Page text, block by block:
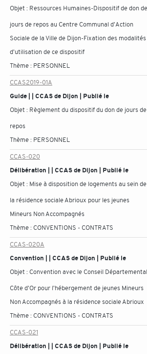
Objet : Ressources Humaines-Dispositif de don de
jours de repos au Centre Communal d'Action
Sociale de la Ville de Dijon-Fixation des modalités
d'utilisation de ce dispositif
Thème : PERSONNEL
CCAS2019-01A
Guide | | CCAS de Dijon | Publié le
Objet : Règlement du dispositif du don de jours de
repos
Thème : PERSONNEL
CCAS-020
Délibération | | CCAS de Dijon | Publié le
Objet : Mise à disposition de logements au sein de
la résidence sociale Abrioux pour les jeunes
Mineurs Non Accompagnés
Thème : CONVENTIONS - CONTRATS
CCAS-020A
Convention | | CCAS de Dijon | Publié le
Objet : Convention avec le Conseil Départemental
Côte d'Or pour l'hébergement de jeunes Mineurs
Non Accompagnés à la résidence sociale Abrioux
Thème : CONVENTIONS - CONTRATS
CCAS-021
Délibération | | CCAS de Dijon | Publié le